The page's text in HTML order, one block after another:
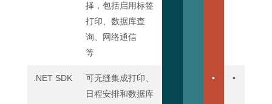
择，包括启用标签
打印、数据库查
询、网络通信
等
.NET SDK
可无缝集成打印、
日程安排和数据库
• •